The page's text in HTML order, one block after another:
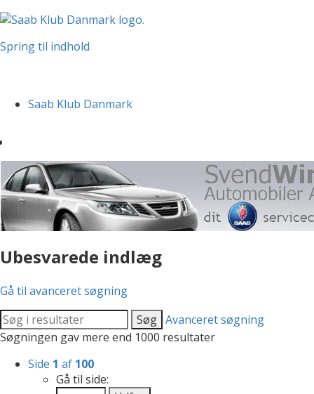
Spring til indhold
Saab Klub Danmark
Ubesvarede indlæg
Gå til avanceret søgning
Søg Avanceret søgning
Søgningen gav mere end 1000 resultater
Side 1 af 100
Gå til side: